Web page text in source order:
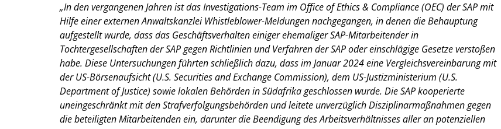
„In den vergangenen Jahren ist das Investigations-Team im Office of Ethics & Compliance (OEC) der SAP mit
Hilfe einer externen Anwaltskanzlei Whistleblower-Meldungen nachgegangen, in denen die Behauptung
aufgestellt wurde, dass das Geschäftsverhalten einiger ehemaliger SAP-Mitarbeitender in
Tochtergesellschaften der SAP gegen Richtlinien und Verfahren der SAP oder einschlägige Gesetze verstoßen
habe. Diese Untersuchungen führten schließlich dazu, dass im Januar 2024 eine Vergleichsvereinbarung mit
der US-Börsenaufsicht (U.S. Securities and Exchange Commission), dem US-Justizministerium (U.S.
Department of Justice) sowie lokalen Behörden in Südafrika geschlossen wurde. Die SAP kooperierte
uneingeschränkt mit den Strafverfolgungsbehörden und leitete unverzüglich Disziplinarmaßnahmen gegen
die beteiligten Mitarbeitenden ein, darunter die Beendigung des Arbeitsverhältnisses aller an potenziellen